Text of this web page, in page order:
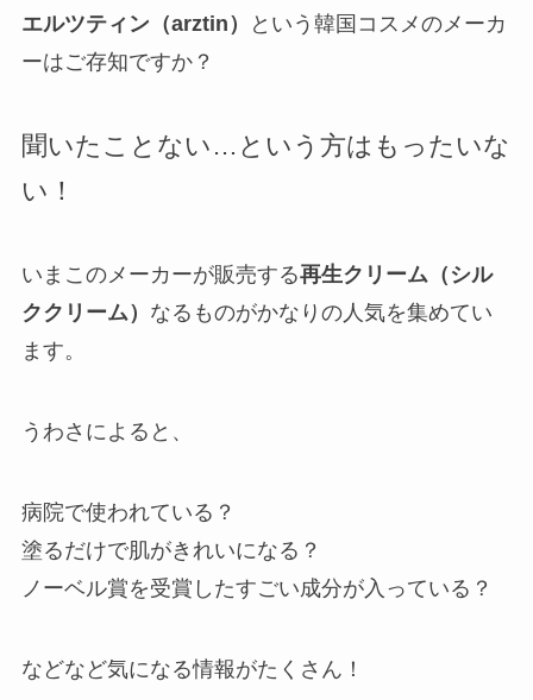
エルツティン（arztin）
という韓国コスメのメーカ
ーはご存知ですか？
聞いたことない…という方はもったいな
い！
いまこのメーカーが販売する再生クリーム（シル
ククリーム） なるものがかなりの人気を集めてい
ます。
うわさによると、
病院で使われている？
塗るだけで肌がきれいになる？
ノーベル賞を受賞したすごい成分が入っている？
などなど気になる情報がたくさん！